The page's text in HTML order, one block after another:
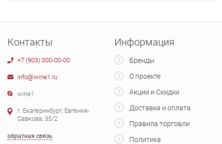
Контакты
+7 (903) 000-00-00
info@wine1.ru
wine1
г. Екатеринбург, Евгения-
Савкова, 35/2
обратная связь
Информация
Бренды
О проекте
Акции и Скидки
Доставка и оплата
Правила торговли
Политика